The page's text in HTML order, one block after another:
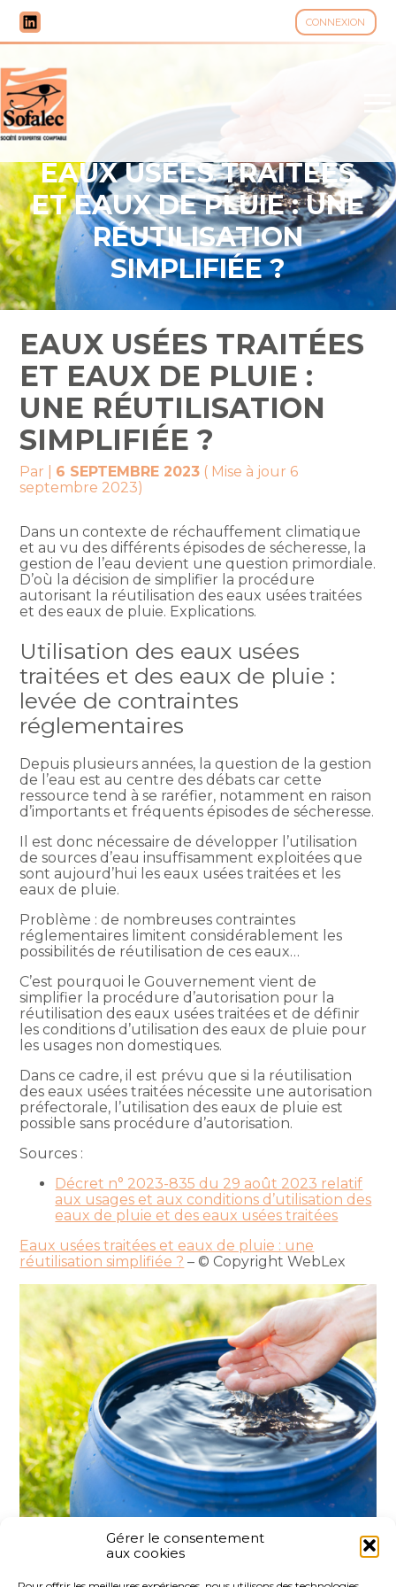
Gérer le consentement
aux cookies
CONNEXION
Aller
au
contenu
EAUX USÉES TRAITÉES
ET EAUX DE PLUIE : UNE
RÉUTILISATION
SIMPLIFIÉE ?
EAUX USÉES TRAITÉES
ET EAUX DE PLUIE :
UNE RÉUTILISATION
SIMPLIFIÉE ?
Par 6 SEPTEMBRE 2023 ( Mise à jour 6
septembre 2023)
Dans un contexte de réchauffement climatique
et au vu des différents épisodes de sécheresse, la
gestion de l’eau devient une question primordiale.
D’où la décision de simplifier la procédure
autorisant la réutilisation des eaux usées traitées
et des eaux de pluie. Explications.
Utilisation des eaux usées
traitées et des eaux de pluie :
levée de contraintes
réglementaires
Depuis plusieurs années, la question de la gestion
de l’eau est au centre des débats car cette
ressource tend à se raréfier, notamment en raison
d’importants et fréquents épisodes de sécheresse.
Il est donc nécessaire de développer l’utilisation
de sources d’eau insuffisamment exploitées que
sont aujourd’hui les eaux usées traitées et les
eaux de pluie.
Problème : de nombreuses contraintes
réglementaires limitent considérablement les
possibilités de réutilisation de ces eaux…
C’est pourquoi le Gouvernement vient de
simplifier la procédure d’autorisation pour la
réutilisation des eaux usées traitées et de définir
les conditions d’utilisation des eaux de pluie pour
les usages non domestiques.
Dans ce cadre, il est prévu que si la réutilisation
des eaux usées traitées nécessite une autorisation
préfectorale, l’utilisation des eaux de pluie est
possible sans procédure d’autorisation.
Sources :
Décret n° 2023-835 du 29 août 2023 relatif
aux usages et aux conditions d’utilisation des
eaux de pluie et des eaux usées traitées
Eaux usées traitées et eaux de pluie : une
réutilisation simplifiée ? – © Copyright WebLex